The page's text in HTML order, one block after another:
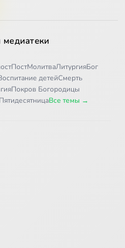
медиатеки
ПостМолитваЛитургияБог
детейСмерть
Покров Богородицы
ПятидесятницаВсе темы →